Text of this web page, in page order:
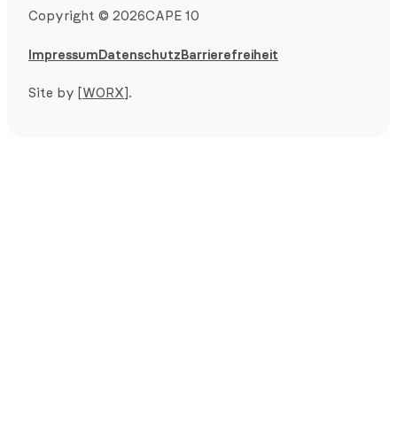
Copyright © 2026CAPE 10
Impressum Datenschutz Barrierefreiheit
Site by [WORX] .